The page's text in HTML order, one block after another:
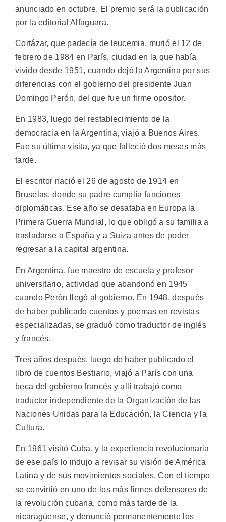
anunciado en octubre. El premio será la publicación
por la editorial Alfaguara.
Cortázar, que padecía de leucemia, murió el 12 de
febrero de 1984 en París, ciudad en la que había
vivido desde 1951, cuando dejó la Argentina por sus
diferencias con el gobierno del presidente Juan
Domingo Perón, del que fue un firme opositor.
En 1983, luego del restablecimiento de la
democracia en la Argentina, viajó a Buenos Aires.
Fue su última visita, ya que falleció dos meses más
tarde.
El escritor nació el 26 de agosto de 1914 en
Bruselas, donde su padre cumplía funciones
diplomáticas. Ese año se desataba en Europa la
Primera Guerra Mundial, lo que obligó a su familia a
trasladarse a España y a Suiza antes de poder
regresar a la capital argentina.
En Argentina, fue maestro de escuela y profesor
universitario, actividad que abandonó en 1945
cuando Perón llegó al gobierno. En 1948, después
de haber publicado cuentos y poemas en revistas
especializadas, se graduó como traductor de inglés
y francés.
Tres años después, luego de haber publicado el
libro de cuentos Bestiario, viajó a París con una
beca del gobierno francés y allí trabajó como
traductor independiente de la Organización de las
Naciones Unidas para la Educación, la Ciencia y la
Cultura.
En 1961 visitó Cuba, y la experiencia revolucionaria
de ese país lo indujo a revisar su visión de América
Latina y de sus movimientos sociales. Con el tiempo
se convirtió en uno de los más firmes defensores de
la revolución cubana, como más tarde de la
nicaragüense, y denunció permanentemente los